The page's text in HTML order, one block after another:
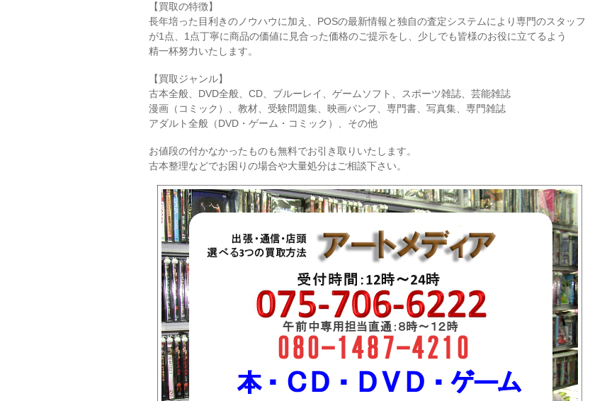
【買取の特徴】
長年培った目利きのノウハウに加え、POSの最新情報と独自の査定システムにより専門のスタッフ
が1点、1点丁寧に商品の価値に見合った価格のご提示をし、少しでも皆様のお役に立てるよう
精一杯努力いたします。
【買取ジャンル】
古本全般、DVD全般、CD、ブルーレイ、ゲームソフト、スポーツ雑誌、芸能雑誌
漫画（コミック）、教材、受験問題集、映画パンフ、専門書、写真集、専門雑誌
アダルト全般（DVD・ゲーム・コミック）、その他
お値段の付かなかったものも無料でお引き取りいたします。
古本整理などでお困りの場合や大量処分はご相談下さい。